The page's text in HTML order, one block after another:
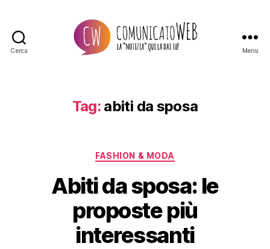
Cerca Menu
Tag: abiti da sposa
Categorie
FASHION & MODA
Abiti da sposa: le
proposte più
interessanti